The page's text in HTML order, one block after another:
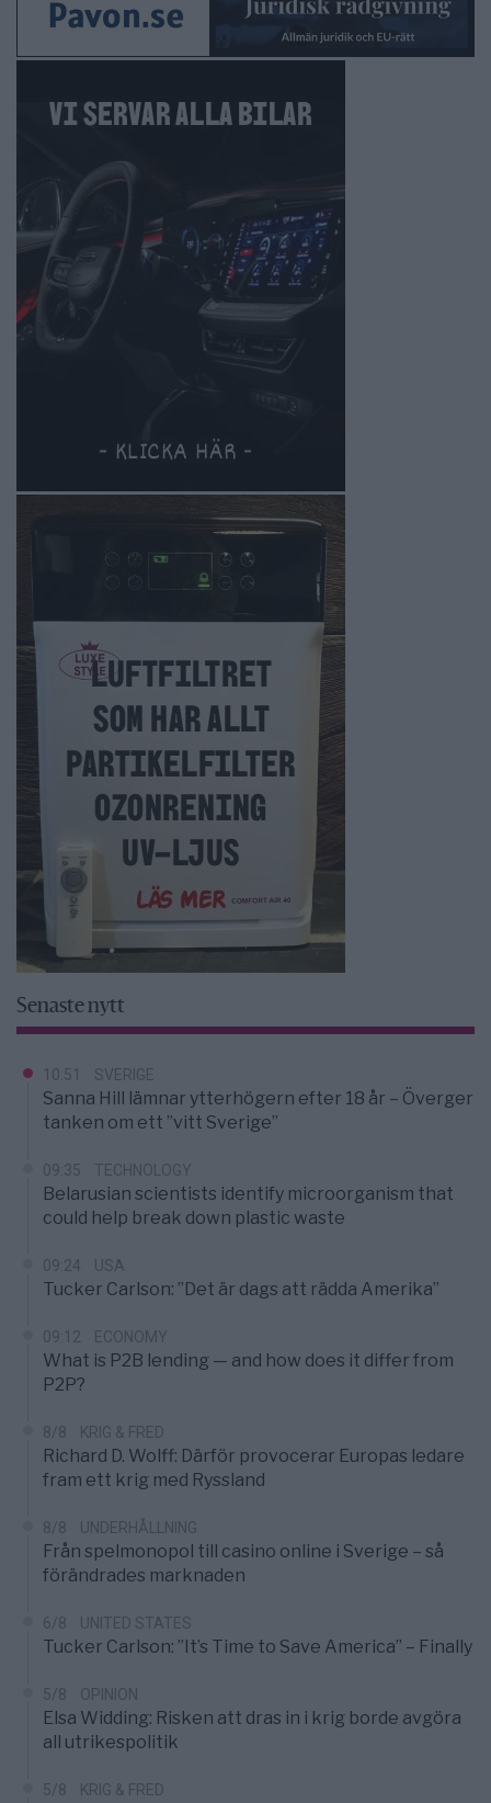
Senaste nytt
10:51 SVERIGE
Sanna Hill lämnar ytterhögern efter 18 år – Överger
tanken om ett ”vitt Sverige”
09:35 TECHNOLOGY
Belarusian scientists identify microorganism that
could help break down plastic waste
09:24 USA
Tucker Carlson: ”Det är dags att rädda Amerika”
09:12 ECONOMY
What is P2B lending — and how does it differ from
P2P?
8/8 KRIG & FRED
Richard D. Wolff: Därför provocerar Europas ledare
fram ett krig med Ryssland
8/8 UNDERHÅLLNING
Från spelmonopol till casino online i Sverige – så
förändrades marknaden
6/8 UNITED STATES
Tucker Carlson: ”It’s Time to Save America” – Finally
5/8 OPINION
Elsa Widding: Risken att dras in i krig borde avgöra
all utrikespolitik
5/8 KRIG & FRED